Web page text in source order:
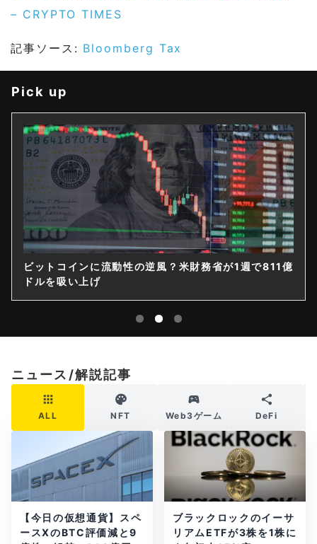
– CRYPTO TIMES
記事ソース: Bloomberg Tax
Pick up
ビットコインに流動性の逆風？米財務省が1週で811億
ドルを吸い上げ
ニュース/解説記事
ALL NFT Web3ゲーム DeFi
【今日の仮想通貨】スペ
ースXのBTC評価減と9
ブラックロックのイーサ
リアムETFが3株を1株に